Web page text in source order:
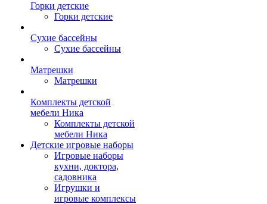
Горки детские
Горки детские
Сухие бассейны
Сухие бассейны
Матрешки
Матрешки
Комплекты детской
мебели Ника
Комплекты детской
мебели Ника
Детские игровые наборы
Игровые наборы
кухни, доктора,
садовника
Игрушки и
игровые комплексы